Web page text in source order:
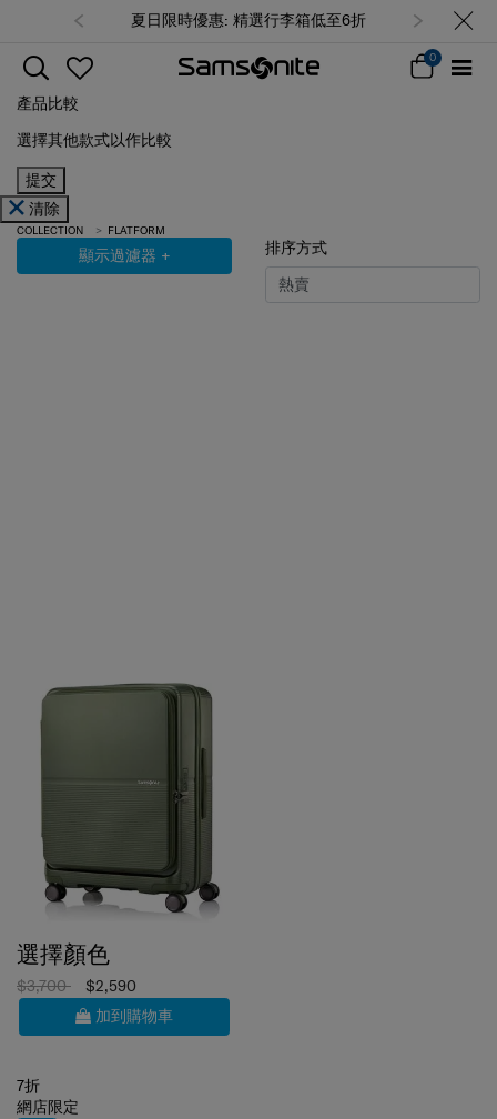
夏日限時優惠: 精選行李箱低至6折
0
產品比較
選擇其他款式以作比較
提交
清除
COLLECTION FLATFORM
顯示過濾器 + 排序方式
選擇顏色
$3,700
$2,590
加到購物車
7折
網店限定